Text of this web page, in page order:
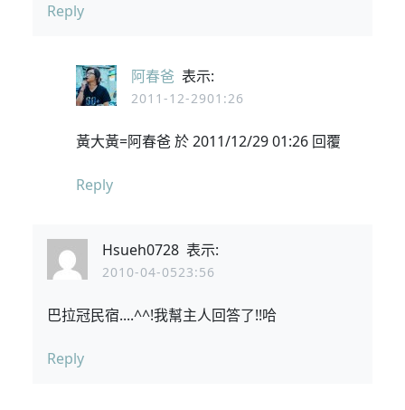
Reply
阿春爸 表示:
2011-12-2901:26
黃大黃=阿春爸 於 2011/12/29 01:26 回覆
Reply
Hsueh0728 表示:
2010-04-0523:56
巴拉冠民宿....^^!我幫主人回答了!!哈
Reply